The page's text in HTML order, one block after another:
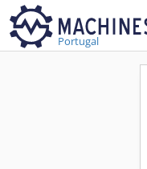
Portugal